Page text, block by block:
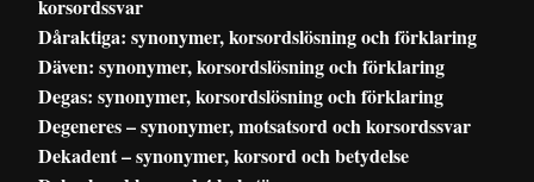
korsordssvar
Dåraktiga: synonymer, korsordslösning och förklaring
Däven: synonymer, korsordslösning och förklaring
Degas: synonymer, korsordslösning och förklaring
Degeneres – synonymer, motsatsord och korsordssvar
Dekadent – synonymer, korsord och betydelse